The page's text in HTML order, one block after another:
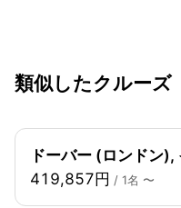
類似したクルーズ
ドーバー (ロンドン
419,857円 / 1名 〜